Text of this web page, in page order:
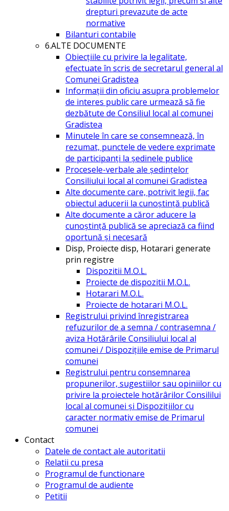
drepturi prevazute de acte
normative
Bilanturi contabile
6.ALTE DOCUMENTE
Obiecțiile cu privire la legalitate,
efectuate în scris de secretarul general al
Comunei Gradistea
Informații din oficiu asupra problemelor
de interes public care urmează să fie
dezbătute de Consiliul local al comunei
Gradistea
Minutele în care se consemnează, în
rezumat, punctele de vedere exprimate
de participanți la ședinele publice
Procesele-verbale ale ședințelor
Consiliului local al comunei Gradistea
Alte documente care, potrivit legii, fac
obiectul aducerii la cunoștință publică
Alte documente a căror aducere la
cunoștință publică se apreciază ca fiind
oportună și necesară
Disp, Proiecte disp, Hotarari generate
prin registre
Dispozitii M.O.L.
Proiecte de dispozitii M.O.L.
Hotarari M.O.L.
Proiecte de hotarari M.O.L.
Registrului privind înregistrarea
refuzurilor de a semna / contrasemna /
aviza Hotărârile Consiliului local al
comunei / Dispozițiile emise de Primarul
comunei
Registrului pentru consemnarea
propunerilor, sugestiilor sau opiniilor cu
privire la proiectele hotărârilor Consililui
local al comunei și Dispozițiilor cu
caracter normativ emise de Primarul
comunei
Contact
Datele de contact ale autoritatii
Relatii cu presa
Programul de functionare
Programul de audiente
Petitii